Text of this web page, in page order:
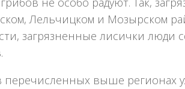
Лельчицком и Мозырском
загрязненные лисички люди
выше регионах